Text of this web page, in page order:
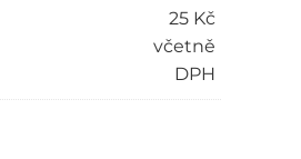
25 Kč
včetně
DPH